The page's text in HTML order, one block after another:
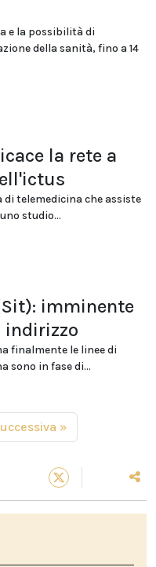
e la possibilità di
della sanità, fino a 14
la rete a
di telemedicina che assiste
studio...
imminente
indirizzo
finalmente le linee di
sono in fase di...
»